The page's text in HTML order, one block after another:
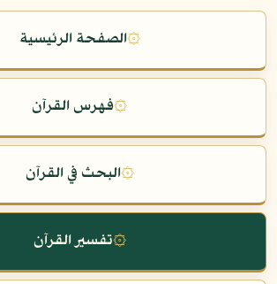
۞الصفحة الرئيسية
۞فهرس القرآن
۞البحث في القرآن
۞تفسير القرآن